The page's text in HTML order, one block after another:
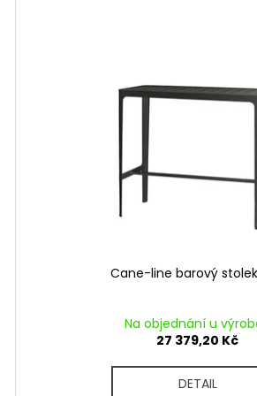
Cane-line barový
Na objednání u
27 379,20 Kč
DETAIL